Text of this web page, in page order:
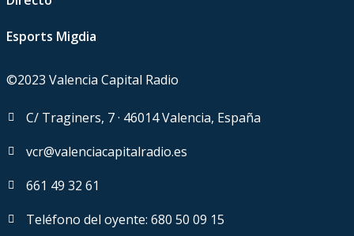
Esports Migdia
©2023 Valencia Capital Radio
C/ Traginers, 7 · 46014 Valencia, España
vcr@valenciacapitalradio.es
661 49 32 61
Teléfono del oyente: 680 50 09 15